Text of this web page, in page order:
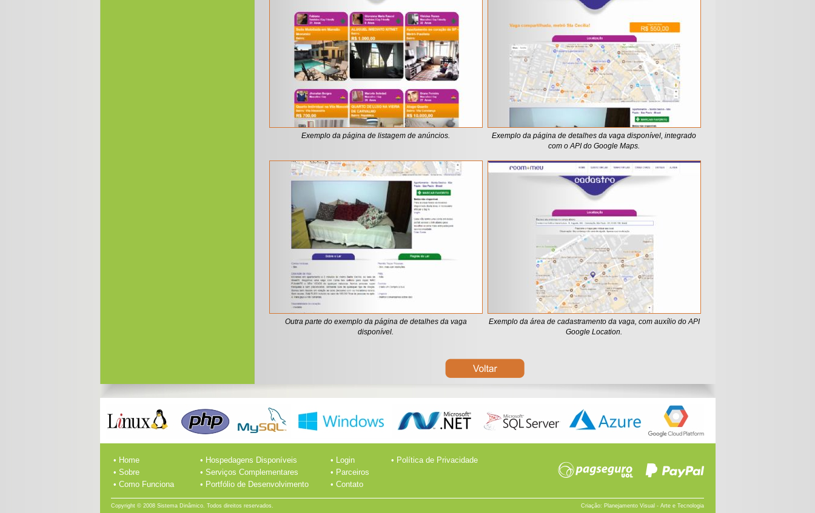
Exemplo da página de listagem de anúncios.
Exemplo da página de detalhes da vaga disponível, integrado
com o API do Google Maps.
Outra parte do exemplo da página de detalhes da vaga
disponível.
Exemplo da área de cadastramento da vaga, com auxílio do API
Google Location.
• Home
• Sobre
• Como Funciona
• Hospedagens Disponíveis
• Serviços Complementares
• Portfólio de Desenvolvimento
• Login
• Parceiros
• Contato
• Política de Privacidade
Copyright © 2008 Sistema Dinâmico. Todos direitos reservados. Criação: Planejamento Visual - Arte e Tecnologia